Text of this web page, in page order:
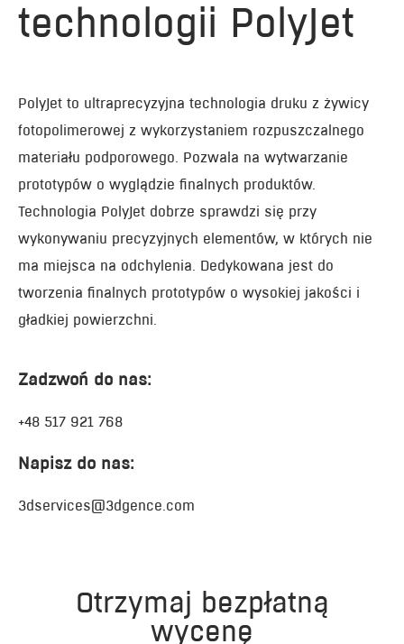
technologii PolyJet
PolyJet to ultraprecyzyjna technologia druku z żywicy
fotopolimerowej z wykorzystaniem rozpuszczalnego
materiału podporowego. Pozwala na wytwarzanie
prototypów o wyglądzie finalnych produktów.
Technologia PolyJet dobrze sprawdzi się przy
wykonywaniu precyzyjnych elementów, w których nie
ma miejsca na odchylenia. Dedykowana jest do
tworzenia finalnych prototypów o wysokiej jakości i
gładkiej powierzchni.
Zadzwoń do nas:
+48 517 921 768
Napisz do nas:
3dservices@3dgence.com
Otrzymaj bezpłatną
wycenę